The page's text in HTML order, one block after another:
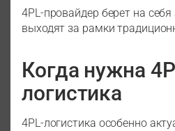
4PL-провайдер берет на
выходят за рамки
Когда нужна
логистика
4PL-логистика особенно